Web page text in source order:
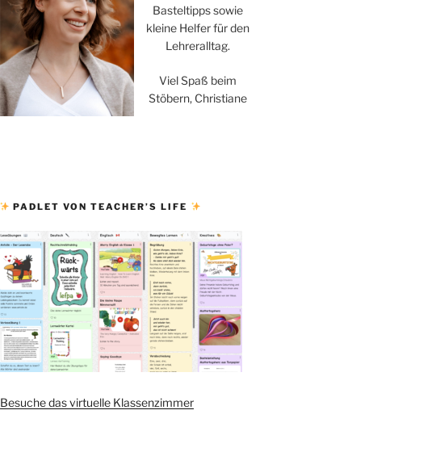
Basteltipps sowie
kleine Helfer für den
Lehreralltag.
Viel Spaß beim
Stöbern, Christiane
PADLET VON TEACHER’S LIFE
Besuche das virtuelle Klassenzimmer